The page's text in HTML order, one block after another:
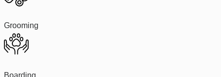
Grooming